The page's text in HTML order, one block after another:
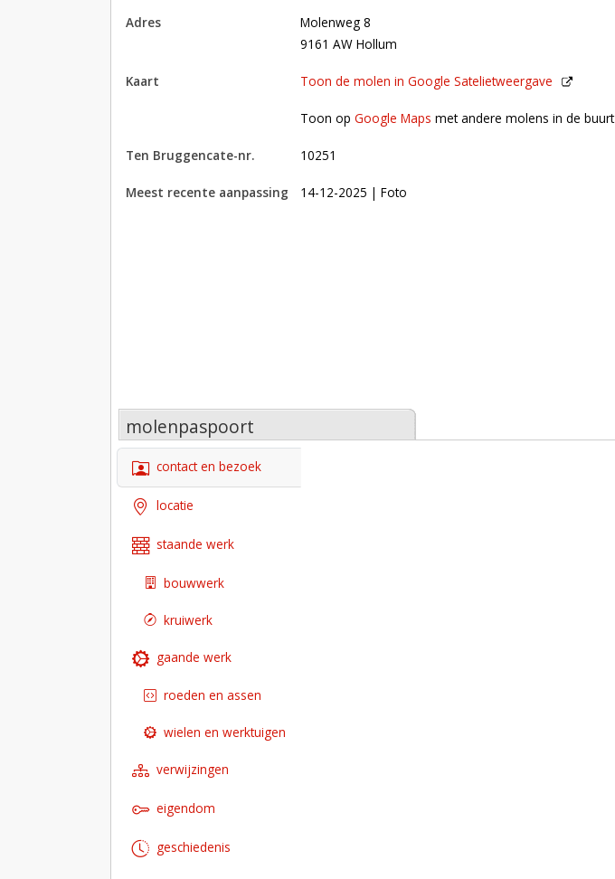
adres
Molenweg 8
9161 AW Hollum
kaart Toon de molen in Google Satelietweergave
Toon op Google Maps met andere molens in de buurt
Toon op Google Maps met andere molens in de buurt
Ten Bruggencate-nr. 10251
Meest recente aanpassing 14-12-2025 | Foto
molenpaspoort
contact en bezoek
locatie
staande werk
bouwwerk
kruiwerk
gaande werk
roeden en assen
wielen en werktuigen
verwijzingen
eigendom
geschiedenis